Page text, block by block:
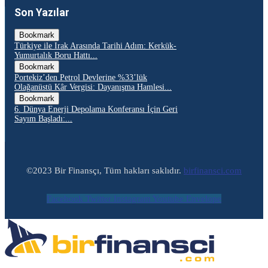
Son Yazılar
Bookmark
Türkiye ile Irak Arasında Tarihi Adım: Kerkük-
Yumurtalık Boru Hattı...
Bookmark
Portekiz’den Petrol Devlerine %33’lük
Olağanüstü Kâr Vergisi: Dayanışma Hamlesi...
Bookmark
6. Dünya Enerji Depolama Konferansı İçin Geri
Sayım Başladı:...
©2023 Bir Finansçı, Tüm hakları saklıdır. birfinansci.com
Facebook Twitter Instagram Youtube Envelope